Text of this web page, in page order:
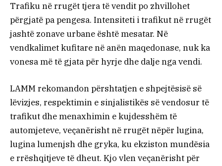
Trafiku në rrugët tjera të vendit po zhvillohet
përgjatë pa pengesa. Intensiteti i trafikut në rrugët
jashtë zonave urbane është mesatar. Në
vendkalimet kufitare në anën maqedonase, nuk ka
vonesa më të gjata për hyrje dhe dalje nga vendi.
LAMM rekomandon përshtatjen e shpejtësisë së
lëvizjes, respektimin e sinjalistikës së vendosur të
trafikut dhe menaxhimin e kujdesshëm të
automjeteve, veçanërisht në rrugët nëpër lugina,
lugina lumenjsh dhe gryka, ku ekziston mundësia
e rrëshqitjeve të dheut. Kjo vlen veçanërisht për